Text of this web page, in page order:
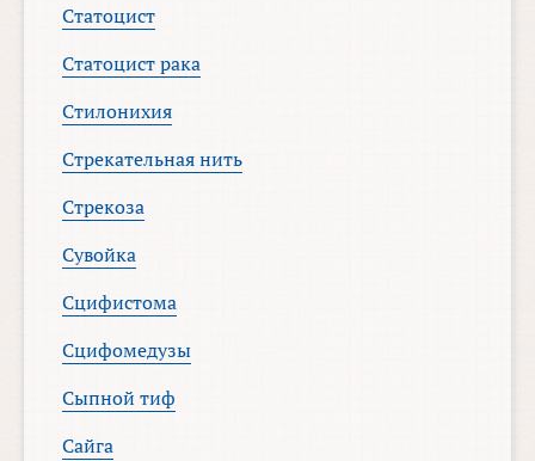
Статоцист
Статоцист рака
Стилонихия
Стрекательная нить
Стрекоза
Сувойка
Сцифистома
Сцифомедузы
Сыпной тиф
Сайга